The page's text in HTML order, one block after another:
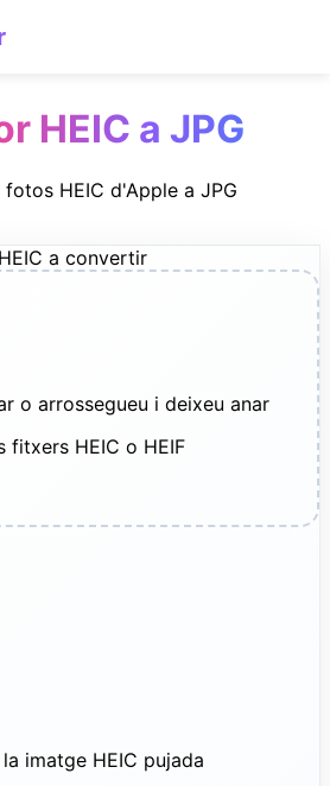
HEIC a JPG
HEIC d'Apple a JPG
a convertir
o arrossegueu i deixeu anar
fitxers HEIC o HEIF